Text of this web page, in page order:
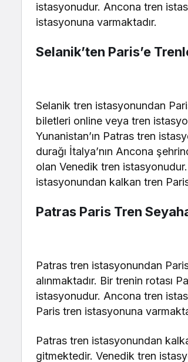
istasyonudur. Ancona tren
istasyonuna varmaktadır.
Selanik’ten Paris’e
Selanik tren istasyonundan
biletleri online veya tren
Yunanistan’ın Patras tren
durağı İtalya’nın Ancona
olan Venedik tren
istasyonundan kalkan tren
Patras Paris Tren
Patras tren istasyonundan
alınmaktadır. Bir trenin rotası
istasyonudur. Ancona tren
Paris tren istasyonuna
Patras tren istasyonundan
gitmektedir. Venedik tren